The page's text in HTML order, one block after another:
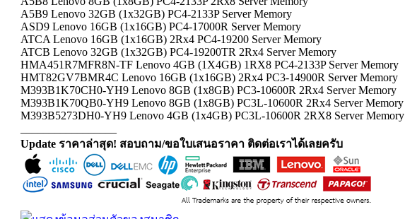
A5B9 Lenovo 32GB (1x32GB) PC4-2133P Server Memory
ASD9 Lenovo 16GB (1x16GB) PC4-17000R Server Memory
ATCA Lenovo 16GB (1x16GB) 2Rx4 PC4-19200 Server Memory
ATCB Lenovo 32GB (1x32GB) PC4-19200TR 2Rx4 Server Memory
HMA451R7MFR8N-TF Lenovo 4GB (1X4GB) 1RX8 PC4-2133P Server Memory
HMT82GV7BMR4C Lenovo 16GB (1x16GB) 2Rx4 PC3-14900R Server Memory
M393B1K70CH0-YH9 Lenovo 8GB (1x8GB) PC3-10600R 2Rx4 Server Memory
M393B1K70QB0-YH9 Lenovo 8GB (1x8GB) PC3L-10600R 2Rx4 Server Memory
M393B5273DH0-YH9 Lenovo 4GB (1x4GB) PC3L-10600R 2RX8 Server Memory
Update ราคาล่าสุด! สอบถาม/ขอใบเสนอราคา ติดต่อเราได้เลยครับ